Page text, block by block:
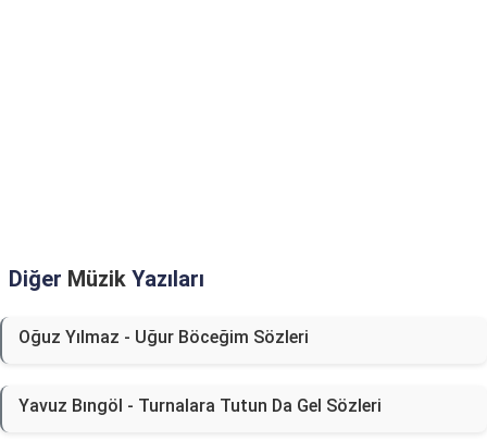
Diğer Müzik Yazıları
Oğuz Yılmaz - Uğur Böceğim Sözleri
Yavuz Bıngöl - Turnalara Tutun Da Gel Sözleri